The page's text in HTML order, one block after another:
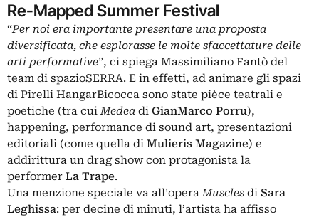
Re-Mapped Summer Festival
“Per noi era importante presentare una proposta
diversificata, che esplorasse le molte sfaccettature delle
arti performative”, ci spiega Massimiliano Fantò del
team di spazioSERRA. E in effetti, ad animare gli spazi
di Pirelli HangarBicocca sono state pièce teatrali e
poetiche (tra cuiMedea di GianMarco Porru),
happening, performance di sound art, presentazioni
editoriali (come quella di Mulieris Magazine) e
addirittura un drag show con protagonista la
performer La Trape.
Una menzione speciale va all’operaMuscles di Sara
Leghissa: per decine di minuti, l’artista ha affisso